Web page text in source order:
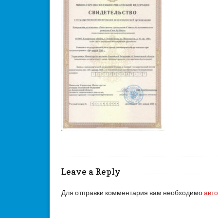
Leave a Reply
Для отправки комментария вам необходимо